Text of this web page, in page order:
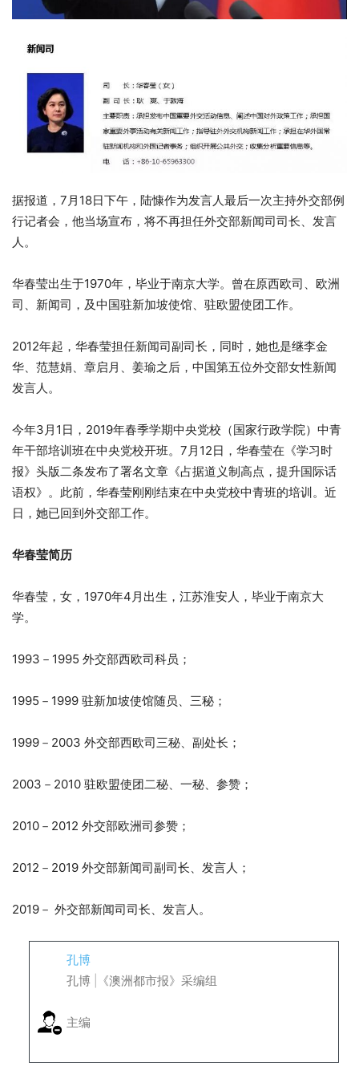
据报道，7月18日下午，陆慷作为发言人最后一次主持外交部例
行记者会，他当场宣布，将不再担任外交部新闻司司长、发言
人。
华春莹出生于1970年，毕业于南京大学。曾在原西欧司、欧洲
司、新闻司，及中国驻新加坡使馆、驻欧盟使团工作。
2012年起，华春莹担任新闻司副司长，同时，她也是继李金
华、范慧娟、章启月、姜瑜之后，中国第五位外交部女性新闻
发言人。
今年3月1日，2019年春季学期中央党校（国家行政学院）中青
年干部培训班在中央党校开班。7月12日，华春莹在《学习时
报》头版二条发布了署名文章《占据道义制高点，提升国际话
语权》。此前，华春莹刚刚结束在中央党校中青班的培训。近
日，她已回到外交部工作。
华春莹简历
华春莹，女，1970年4月出生，江苏淮安人，毕业于南京大
学。
1993－1995 外交部西欧司科员；
1995－1999 驻新加坡使馆随员、三秘；
1999－2003 外交部西欧司三秘、副处长；
2003－2010 驻欧盟使团二秘、一秘、参赞；
2010－2012 外交部欧洲司参赞；
2012－2019 外交部新闻司副司长、发言人；
2019－ 外交部新闻司司长、发言人。
孔博
孔博 |《澳洲都市报》采编组
主编